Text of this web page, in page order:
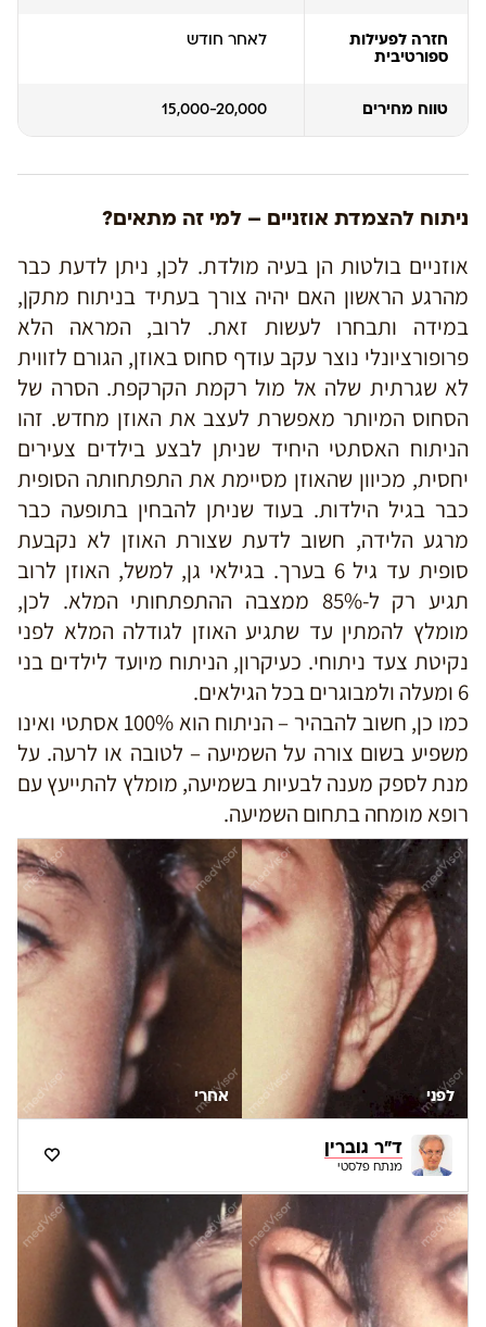
חזרה לפעילות
ספורטיבית
לאחר חודש
טווח מחירים 15,000-20,000
ניתוח להצמדת אוזניים – למי זה מתאים?
אוזניים בולטות הן בעיה מולדת. לכן, ניתן לדעת כבר
מהרגע הראשון האם יהיה צורך בעתיד בניתוח מתקן,
במידה ותבחרו לעשות זאת. לרוב, המראה הלא
פרופורציונלי נוצר עקב עודף סחוס באוזן, הגורם לזווית
לא שגרתית שלה אל מול רקמת הקרקפת. הסרה של
הסחוס המיותר מאפשרת לעצב את האוזן מחדש. זהו
הניתוח האסתטי היחיד שניתן לבצע בילדים צעירים
יחסית, מכיוון שהאוזן מסיימת את התפתחותה הסופית
כבר בגיל הילדות. בעוד שניתן להבחין בתופעה כבר
מרגע הלידה, חשוב לדעת שצורת האוזן לא נקבעת
סופית עד גיל 6 בערך. בגילאי גן, למשל, האוזן לרוב
תגיע רק ל-85% ממצבה ההתפתחותי המלא. לכן,
מומלץ להמתין עד שתגיע האוזן לגודלה המלא לפני
נקיטת צעד ניתוחי. כעיקרון, הניתוח מיועד לילדים בני
6 ומעלה ולמבוגרים בכל הגילאים.
כמו כן, חשוב להבהיר – הניתוח הוא 100% אסתטי ואינו
משפיע בשום צורה על השמיעה – לטובה או לרעה. על
מנת לספק מענה לבעיות בשמיעה, מומלץ להתייעץ עם
רופא מומחה בתחום השמיעה.
לפני אחרי
ד"ר גוברין
מנתח פלסטי